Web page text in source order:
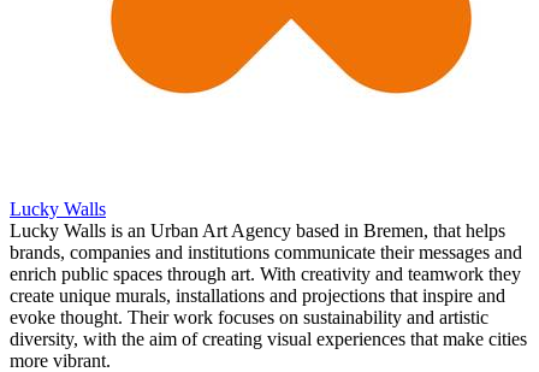
Lucky Walls
Lucky Walls is an Urban Art Agency based in Bremen, that helps
brands, companies and institutions communicate their messages and
enrich public spaces through art. With creativity and teamwork they
create unique murals, installations and projections that inspire and
evoke thought. Their work focuses on sustainability and artistic
diversity, with the aim of creating visual experiences that make cities
more vibrant.